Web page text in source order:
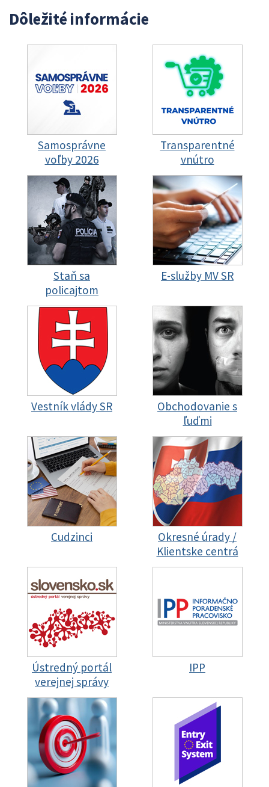
Dôležité informácie
Samosprávne
voľby 2026
Transparentné
vnútro
Staň sa
policajtom
E-služby MV SR
Vestník vlády SR
Obchodovanie s
ľuďmi
Cudzinci
Okresné úrady /
Klientske centrá
Ústredný portál
verejnej správy
IPP